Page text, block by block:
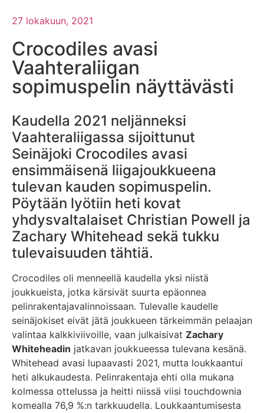
27 lokakuun, 2021
Crocodiles avasi
Vaahteraliigan
sopimuspelin näyttävästi
Kaudella 2021 neljänneksi
Vaahteraliigassa sijoittunut
Seinäjoki Crocodiles avasi
ensimmäisenä liigajoukkueena
tulevan kauden sopimuspelin.
Pöytään lyötiin heti kovat
yhdysvaltalaiset Christian Powell ja
Zachary Whitehead sekä tukku
tulevaisuuden tähtiä.
Crocodiles oli menneellä kaudella yksi niistä
joukkueista, jotka kärsivät suurta epäonnea
pelinrakentajavalinnoissaan. Tulevalle kaudelle
seinäjokiset eivät jätä joukkueen tärkeimmän pelaajan
valintaa kalkkiviivoille, vaan julkaisivat Zachary
Whiteheadin jatkavan joukkueessa tulevana kesänä.
Whitehead avasi lupaavasti 2021, mutta loukkaantui
heti alkukaudesta. Pelinrakentaja ehti olla mukana
kolmessa ottelussa ja heitti niissä viisi touchdownia
komealla 76,9 %:n tarkkuudella. Loukkaantumisesta